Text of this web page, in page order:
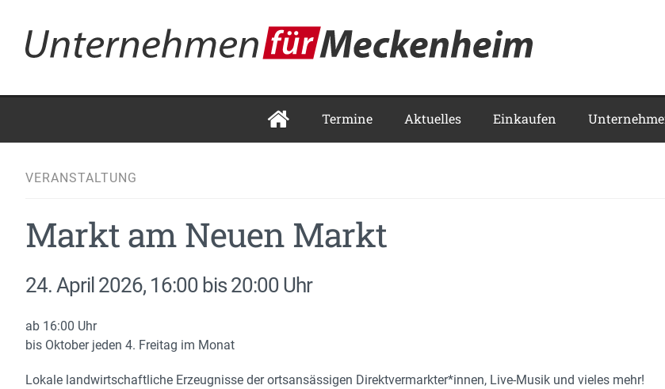
Termine Aktuelles Einkaufen
VERANSTALTUNG
Markt am Neuen Markt
24. April 2026, 16:00 bis 20:00 Uhr
ab 16:00 Uhr
bis Oktober jeden 4. Freitag im Monat
Lokale landwirtschaftliche Erzeugnisse der ortsansässigen Direktvermarkter*innen, Live-Musik und vieles mehr!